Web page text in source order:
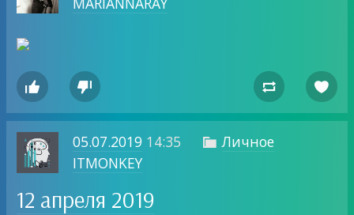
   
05.07.201914:35  Личное
ITMONKEY
12 апреля 2019